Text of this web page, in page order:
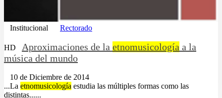
Institucional Rectorado
HD Aproximaciones de la etnomusicología a la
música del mundo
10 de Diciembre de 2014
...La etnomusicología estudia las múltiples formas como las
distintas......